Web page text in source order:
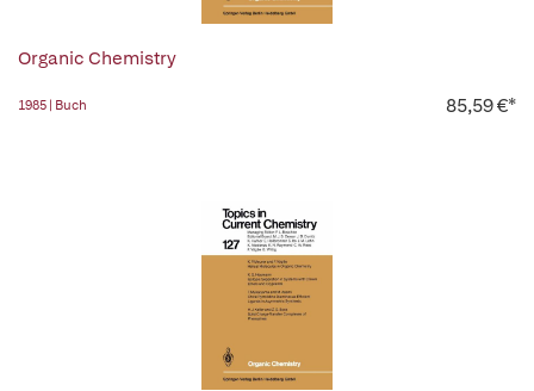
Organic Chemistry
1985 | Buch 85,59 €*